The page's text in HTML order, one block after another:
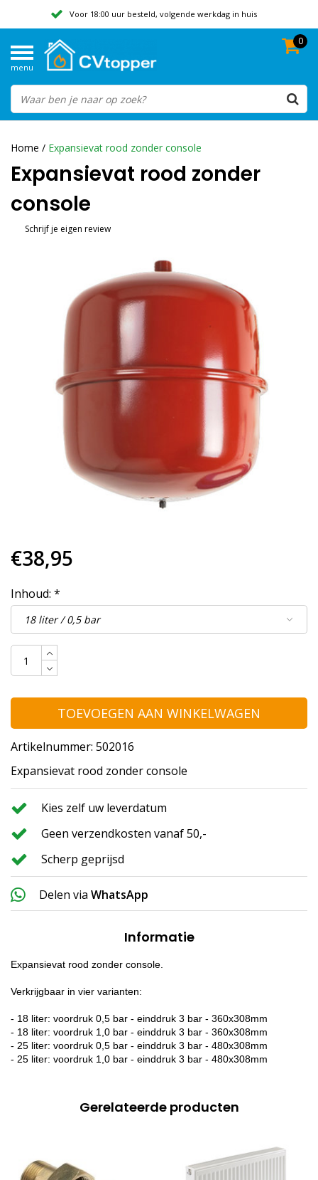
Voor 18:00 uur besteld, volgende werkdag in huis
Beoordeeld met een 9,8
menu
0
Home / Expansievat rood zonder console
Expansievat rood zonder
console
Schrijf je eigen review
€38,95
Inhoud: *
TOEVOEGEN AAN WINKELWAGEN
Artikelnummer: 502016
Expansievat rood zonder console
Kies zelf uw leverdatum
Geen verzendkosten vanaf 50,-
Scherp geprijsd
Delen via WhatsApp
Informatie
Expansievat rood zonder console.
Verkrijgbaar in vier varianten:
- 18 liter: voordruk 0,5 bar - einddruk 3 bar - 360x308mm
- 18 liter: voordruk 1,0 bar - einddruk 3 bar - 360x308mm
- 25 liter: voordruk 0,5 bar - einddruk 3 bar - 480x308mm
- 25 liter: voordruk 1,0 bar - einddruk 3 bar - 480x308mm
Gerelateerde producten